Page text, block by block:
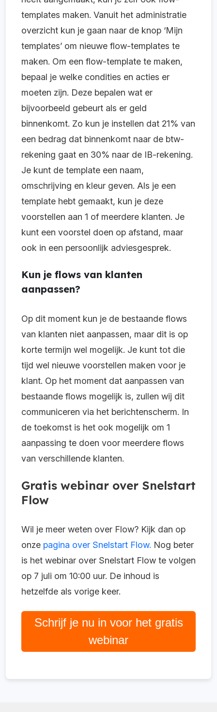
templates maken. Vanuit het administratie
overzicht kun je gaan naar de knop ‘Mijn
templates’ om nieuwe flow-templates te
maken. Om een flow-template te maken,
bepaal je welke condities en acties er
moeten zijn. Deze bepalen wat er
bijvoorbeeld gebeurt als er geld
binnenkomt. Zo kun je instellen dat 21% van
een bedrag dat binnenkomt naar de btw-
rekening gaat en 30% naar de IB-rekening.
Je kunt de template een naam,
omschrijving en kleur geven. Als je een
template hebt gemaakt, kun je deze
voorstellen aan 1 of meerdere klanten. Je
kunt een voorstel doen op afstand, maar
ook in een persoonlijk adviesgesprek.
Kun je flows van klanten
aanpassen?
Op dit moment kun je de bestaande flows
van klanten niet aanpassen, maar dit is op
korte termijn wel mogelijk. Je kunt tot die
tijd wel nieuwe voorstellen maken voor je
klant. Op het moment dat aanpassen van
bestaande flows mogelijk is, zullen wij dit
communiceren via het berichtenscherm. In
de toekomst is het ook mogelijk om 1
aanpassing te doen voor meerdere flows
van verschillende klanten.
Gratis webinar over Snelstart
Flow
Wil je meer weten over Flow? Kijk dan op
onze pagina over Snelstart Flow. Nog beter
is het webinar over Snelstart Flow te volgen
op 7 juli om 10:00 uur. De inhoud is
hetzelfde als vorige keer.
Schrijf je nu in voor het gratis
webinar